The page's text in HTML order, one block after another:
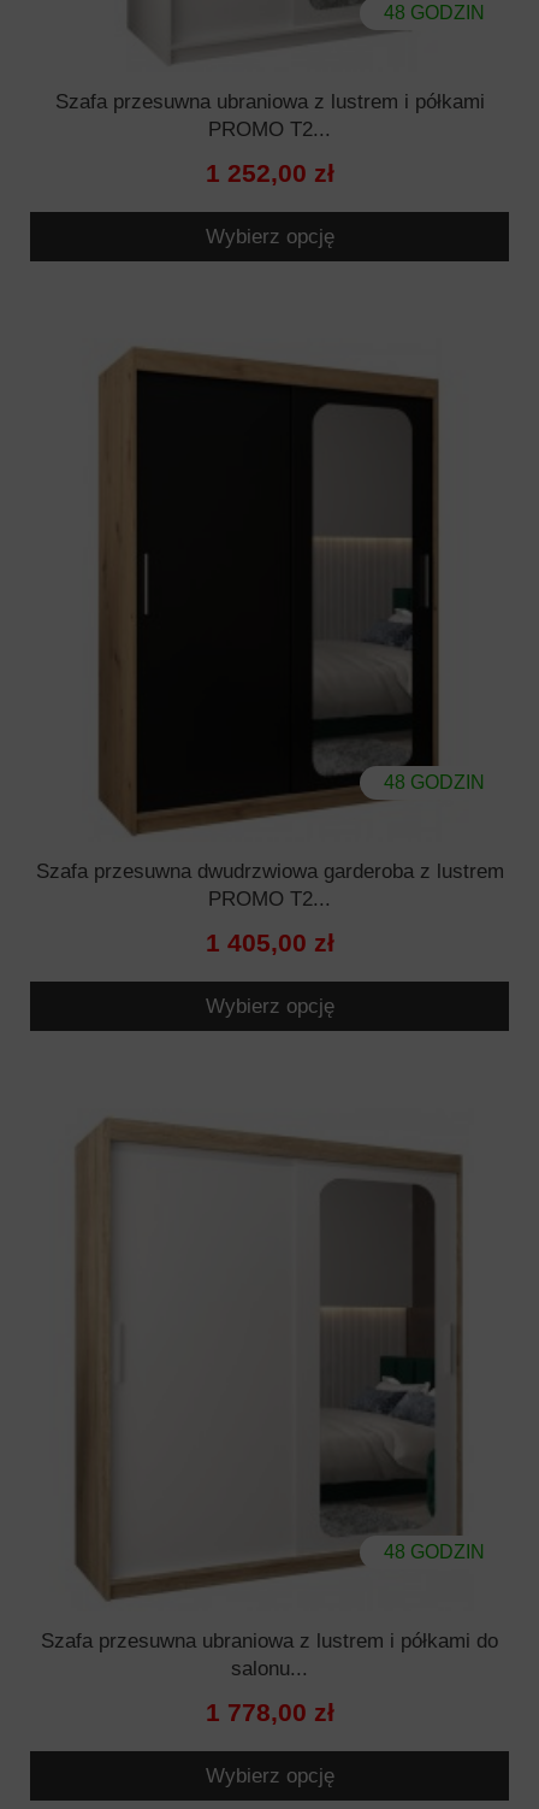
48 GODZIN
Szafa przesuwna ubraniowa z lustrem i półkami
PROMO T2...
1 252,00 zł
Wybierz opcję
48 GODZIN
Szafa przesuwna dwudrzwiowa garderoba z lustrem
PROMO T2...
1 405,00 zł
Wybierz opcję
48 GODZIN
Szafa przesuwna ubraniowa z lustrem i półkami do
salonu...
1 778,00 zł
Wybierz opcję